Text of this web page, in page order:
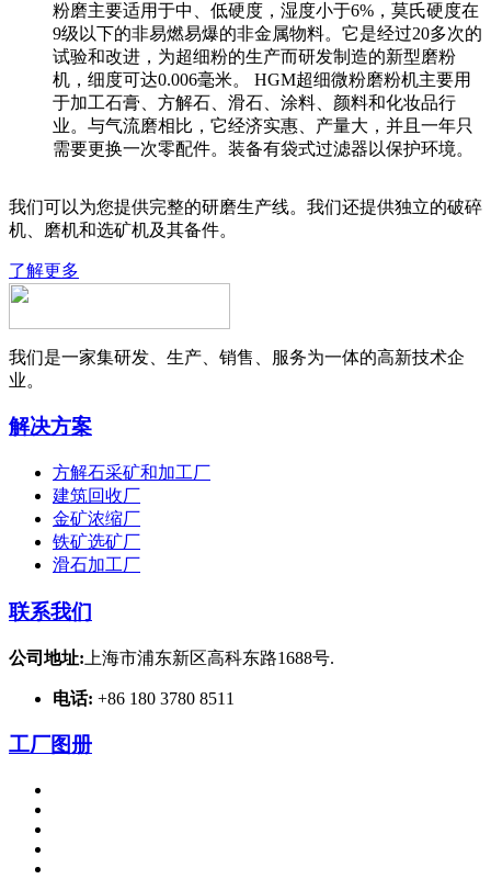
粉磨主要适用于中、低硬度，湿度小于6%，莫氏硬度在
9级以下的非易燃易爆的非金属物料。它是经过20多次的
试验和改进，为超细粉的生产而研发制造的新型磨粉
机，细度可达0.006毫米。 HGM超细微粉磨粉机主要用
于加工石膏、方解石、滑石、涂料、颜料和化妆品行
业。与气流磨相比，它经济实惠、产量大，并且一年只
需要更换一次零配件。装备有袋式过滤器以保护环境。
我们可以为您提供完整的研磨生产线。我们还提供独立的破碎
机、磨机和选矿机及其备件。
了解更多
我们是一家集研发、生产、销售、服务为一体的高新技术企
业。
解决方案
方解石采矿和加工厂
建筑回收厂
金矿浓缩厂
铁矿选矿厂
滑石加工厂
联系我们
公司地址: 上海市浦东新区高科东路1688号.
电话: +86 180 3780 8511
工厂图册